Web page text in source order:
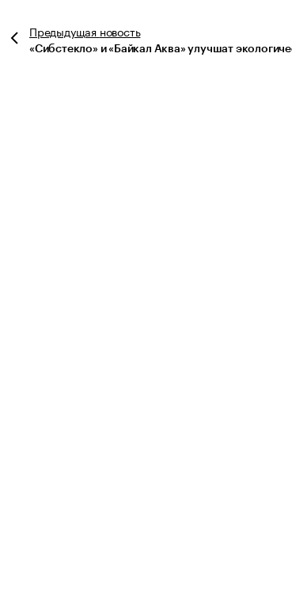
Предыдущая новость
«Сибстекло» и «Байкал Аква» улучшат